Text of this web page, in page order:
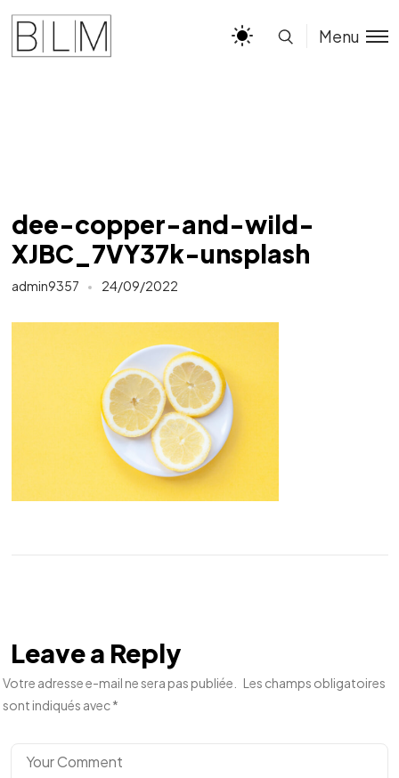
Menu
dee-copper-and-wild-
XJBC_7VY37k-unsplash
admin9357 24/09/2022
Leave a Reply
Votre adresse e-mail ne sera pas publiée.
Les champs obligatoires
sont indiqués avec*